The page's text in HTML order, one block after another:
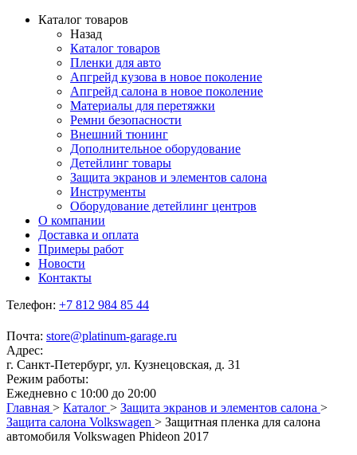
Каталог товаров
Назад
Каталог товаров
Пленки для авто
Апгрейд кузова в новое поколение
Апгрейд салона в новое поколение
Материалы для перетяжки
Ремни безопасности
Внешний тюнинг
Дополнительное оборудование
Детейлинг товары
Защита экранов и элементов салона
Инструменты
Оборудование детейлинг центров
О компании
Доставка и оплата
Примеры работ
Новости
Контакты
Телефон: +7 812 984 85 44
Почта: store@platinum-garage.ru
Адрес:
г. Санкт-Петербург, ул. Кузнецовская, д. 31
Режим работы:
Ежедневно с 10:00 до 20:00
Главная > Каталог > Защита экранов и элементов салона >
Защита салона Volkswagen > Защитная пленка для салона
автомобиля Volkswagen Phideon 2017